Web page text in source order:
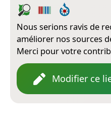
Nous serions ravis de
améliorer nos sources
Merci pour votre
Modifier ce